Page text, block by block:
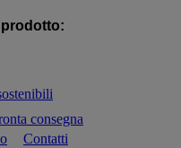
consegna
Contatti